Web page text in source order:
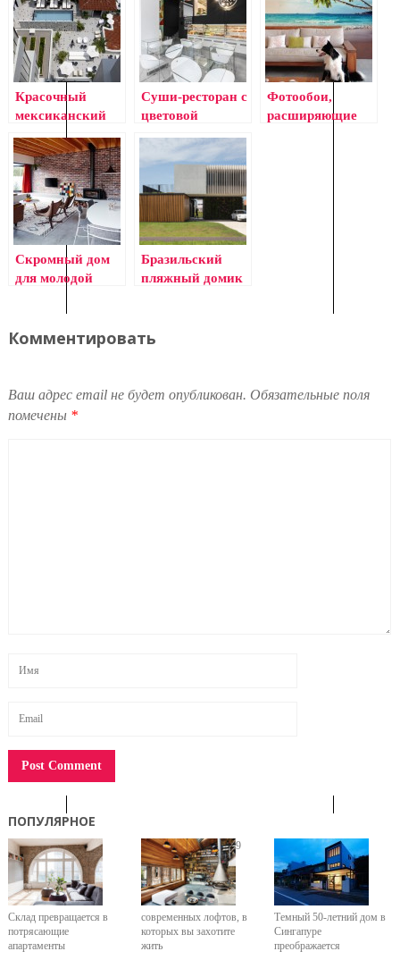
деревьев
Красочный
мексиканский
классическим
европейским
дизайном
Суши-ресторан с
цветовой
японской кухни
Фотообои,
расширяющие
Скромный дом
для молодой
Бразильский
пляжный домик
Комментировать
Ваш адрес email не будет опубликован. Обязательные поля
помечены *
ПОПУЛЯРНОЕ
Склад превращается в
потрясающие
апартаменты
9
современных лофтов, в
которых вы захотите
жить
Темный 50-летний дом в
Сингапуре
преображается